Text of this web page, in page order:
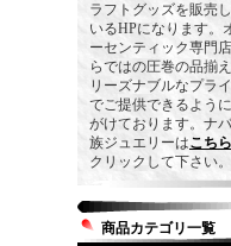
ラフトグッズを販売
いるHPになります。
ーセンティック専門
らではの圧巻の品揃
リーズナブルなプラ
でご提供できるよう
がけております。ナ
族ジュエリーはこちら
クリックして下さい。
商品カテゴリ一覧